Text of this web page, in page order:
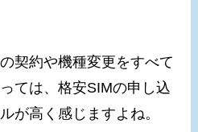
契約や機種変更をすべて
ては、格安SIMの申し込
が高く感じますよね。